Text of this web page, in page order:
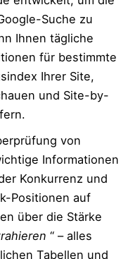
Suche zu
Ihnen tägliche
für bestimmte
Ihrer Site,
und Site-by-
von
Informationen
Konkurrenz und
Positionen auf
über die Stärke
“ – alles
Tabellen und